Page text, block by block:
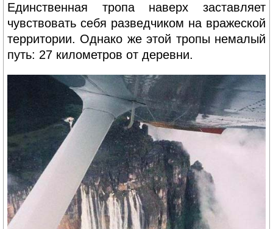
Единственная тропа наверх заставляет
чувствовать себя разведчиком на вражеской
территории. Однако же этой тропы немалый
путь: 27 километров от деревни.